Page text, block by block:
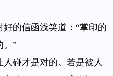
的信函浅笑道：“掌印的
。”
碰才是对的。若是被人